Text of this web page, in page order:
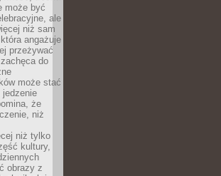
może być
ale
niż sam
angażuje
przeżywać
do
może stać
jedzenie
że
niż
niż tylko
kultury,
obrazy z